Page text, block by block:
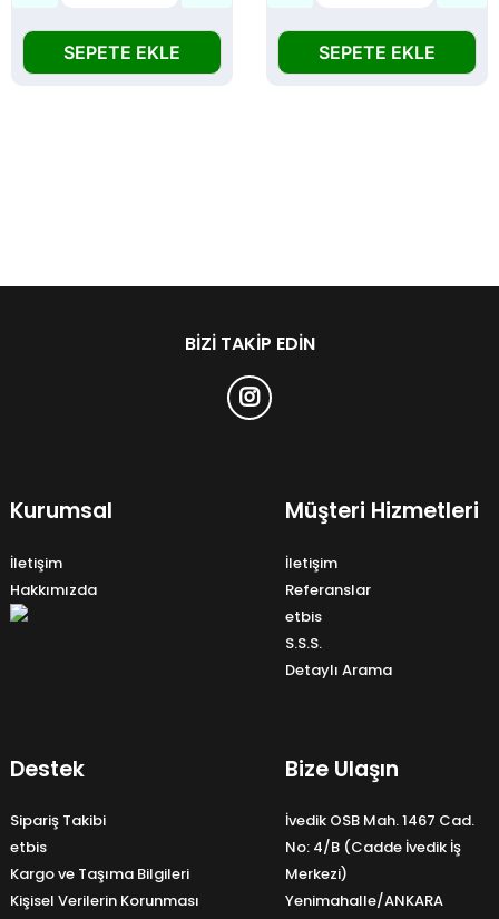
SEPETE EKLE SEPETE EKLE
BIZI TAKIP EDIN
Kurumsal
İletişim
Hakkımızda
Müşteri Hizmetleri
İletişim
Referanslar
etbis
S.S.S.
Detaylı Arama
Destek
Sipariş Takibi
etbis
Kargo ve Taşıma Bilgileri
Kişisel Verilerin Korunması
Bize Ulaşın
İvedik OSB Mah. 1467 Cad.
No: 4/B (Cadde İvedik İş
Merkezi)
Yenimahalle/ANKARA